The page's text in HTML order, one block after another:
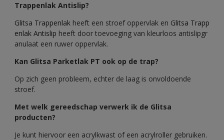
Trappenlak Antislip?
Glitsa Trappenlak heeft een stroef oppervlak en Glitsa Trapp
enlak Antislip heeft door toevoeging van kleurloos antislipgr
anulaat een ruwer oppervlak.
Kan Glitsa Parketlak PT ook op de trap?
Op zich geen probleem, echter de laag is onvoldoende
stroef.
Met welk gereedschap verwerk ik de Glitsa
producten?
Je kunt hiervoor een acrylkwast of een acrylroller gebruiken.